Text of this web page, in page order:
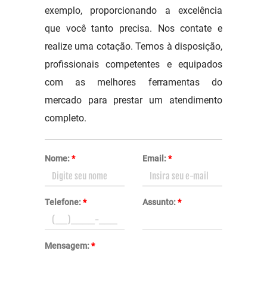
exemplo, proporcionando a excelência
que você tanto precisa. Nos contate e
realize uma cotação. Temos à disposição,
profissionais competentes e equipados
com as melhores ferramentas do
mercado para prestar um atendimento
completo.
Nome:* Email:*
Telefone:* Assunto:*
Mensagem:*